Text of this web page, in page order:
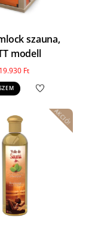
szauna,
modell
FtCurrent
price
419.930 Ft.
AKCIÓ!